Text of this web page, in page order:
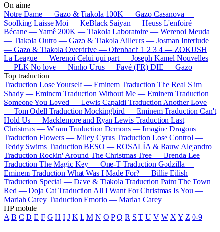
On aime
Notre Dame — Gazo & Tiakola 100K — Gazo Casanova —
Soolking Laisse Moi — KeBlack Saiyan — Heuss L'enfoiré
Bécane —Yamê 200K — Tiakola Laboratoire — Werenoi Meuda
— Tiakola Outro — Gazo & Tiakola Ailleurs — Josman Interlude
— Gazo & Tiakola Overdrive — Ofenbach 1 2 3 4 — ZOKUSH
La League — Werenoi Celui qui part — Joseph Kamel Nouvelles
— PLK No love — Ninho Urus — Favé (FR) DIE — Gazo
Top traduction
Traduction Lose Yourself — Eminem Traduction The Real Slim
Shady — Eminem Traduction Without Me — Eminem Traduction
Someone You Loved — Lewis Capaldi Traduction Another Love
— Tom Odell Traduction Mockingbird — Eminem Traduction Can't
Hold Us — Macklemore and Ryan Lewis Traduction Last
Christmas — Wham Traduction Demons — Imagine Dragons
Traduction Flowers — Miley Cyrus Traduction Lose Control —
Teddy Swims Traduction BESO — ROSALÍA & Rauw Alejandro
Traduction Rockin' Around The Christmas Tree — Brenda Lee
Traduction The Magic Key — One-T Traduction Godzilla —
Eminem Traduction What Was I Made For? — Billie Eilish
Traduction Special — Dave & Tiakola Traduction Paint The Town
Red — Doja Cat Traduction All I Want For Christmas Is You —
Mariah Carey Traduction Emorio — Mariah Carey
HP mobile
A B C D E F G H I J K L M N O P Q R S T U V W X Y Z 0-9